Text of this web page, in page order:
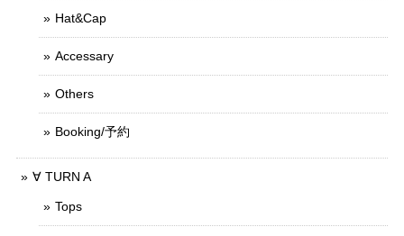
Hat&Cap
Accessary
Others
Booking/予約
∀ TURN A
Tops